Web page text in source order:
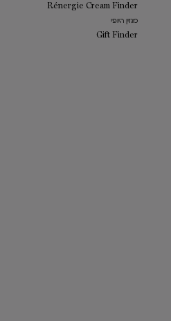
Rénergie Cream Finder
מגזין היופי
Gift Finder